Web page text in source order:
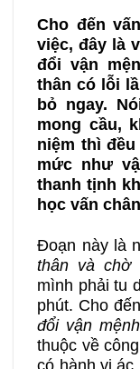
17A
18B
20A
Cho đến
việc, đây là
đổi vận
thân có lỗi
bỏ ngay.
mong cầu,
niệm thì
mức như
thanh tịnh
học vấn
Đoạn này là
thân và chờ
mình phải tu
phút. Cho
đổi vận
thuộc về
có hành vi